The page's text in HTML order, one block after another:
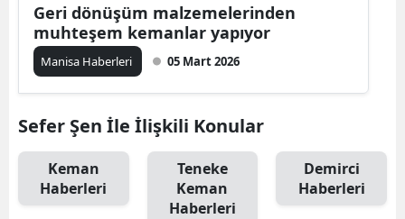
Geri dönüşüm malzemelerinden
muhteşem kemanlar yapıyor
Manisa Haberleri 05 Mart 2026
Sefer Şen İle İlişkili Konular
Keman
Haberleri
Teneke
Keman
Haberleri
Demirci
Haberleri